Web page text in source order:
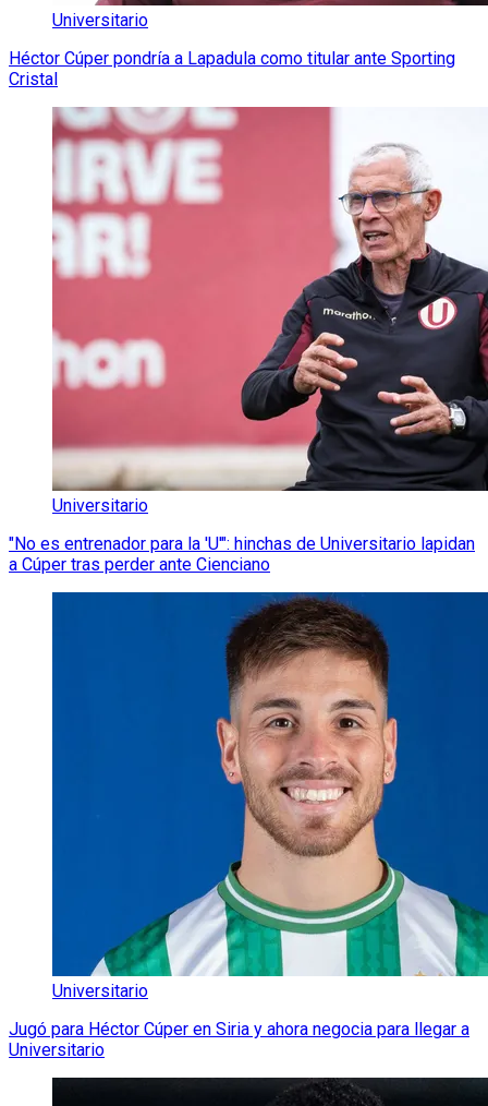
Universitario
Héctor Cúper pondría a Lapadula como titular ante Sporting
Cristal
Universitario
"No es entrenador para la 'U'": hinchas de Universitario lapidan
a Cúper tras perder ante Cienciano
Universitario
Jugó para Héctor Cúper en Siria y ahora negocia para llegar a
Universitario